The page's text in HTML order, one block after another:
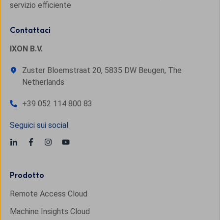
servizio efficiente
Contattaci
IXON B.V.
Zuster Bloemstraat 20, 5835 DW Beugen, The
Netherlands
+39 052 114 800 83
Seguici sui social
Prodotto
Remote Access Cloud
Machine Insights Cloud